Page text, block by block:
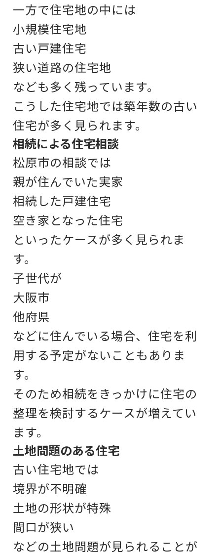
一方で住宅地の中には
小規模住宅地
古い戸建住宅
狭い道路の住宅地
なども多く残っています。
こうした住宅地では築年数の古い
住宅が多く見られます。
相続による住宅相談
松原市の相談では
親が住んでいた実家
相続した戸建住宅
空き家となった住宅
といったケースが多く見られま
す。
子世代が
大阪市
他府県
などに住んでいる場合、 住宅を利
用する予定がないこともありま
す。
そのため相続をきっかけに住宅の
整理を検討するケースが増えてい
ます。
土地問題のある住宅
古い住宅地では
境界が不明確
土地の形状が特殊
間口が狭い
などの土地問題が見られることが